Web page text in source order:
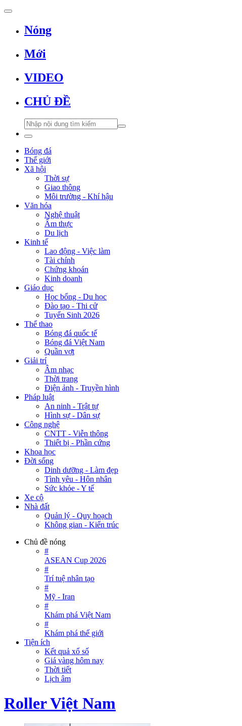
Nóng
Mới
VIDEO
CHỦ ĐỀ
Bóng đá
Thế giới
Xã hội
Thời sự
Giao thông
Môi trường - Khí hậu
Văn hóa
Nghệ thuật
Ẩm thực
Du lịch
Kinh tế
Lao động - Việc làm
Tài chính
Chứng khoán
Kinh doanh
Giáo dục
Học bổng - Du học
Đào tạo - Thi cử
Tuyển Sinh 2026
Thể thao
Bóng đá quốc tế
Bóng đá Việt Nam
Quần vợt
Giải trí
Âm nhạc
Thời trang
Điện ảnh - Truyền hình
Pháp luật
An ninh - Trật tự
Hình sự - Dân sự
Công nghệ
CNTT - Viễn thông
Thiết bị - Phần cứng
Khoa học
Đời sống
Dinh dưỡng - Làm đẹp
Tình yêu - Hôn nhân
Sức khỏe - Y tế
Xe cộ
Nhà đất
Quản lý - Quy hoạch
Không gian - Kiến trúc
Chủ đề nóng
#
ASEAN Cup 2026
#
Trí tuệ nhân tạo
#
Mỹ - Iran
#
Khám phá Việt Nam
#
Khám phá thế giới
Tiện ích
Kết quả xổ số
Giá vàng hôm nay
Thời tiết
Lịch âm
Roller Việt Nam